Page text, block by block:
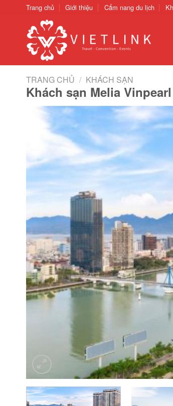
ChuyểnTrang chủ Giới thiệu Cẩm nang du lịch
TRANG CHỦ / KHÁCH SẠN
Khách sạn Melia